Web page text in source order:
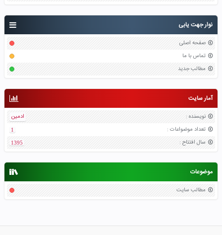
نوار جهت یابی
صفحه اصلی
تماس با ما
مطالب جدید
آمار سایت
نویسنده :
ادمین
تعداد موضواعات :
1
سال افتتاح :
1395
موضوعات
مطالب سایت